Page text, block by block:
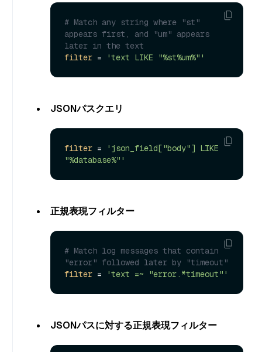
# Match any string where "st"
appears first, and "um" appears
later in the text
filter = 'text LIKE "%st%um%"'
JSONパスクエリ
filter =
'json_field["body"] LIKE
"%database%"'
正規表現フィルター
# Match log messages that contain
"error" followed later by "timeout"
filter = 'text =~ "error.*timeout"'
JSONパスに対する正規表現フィルター